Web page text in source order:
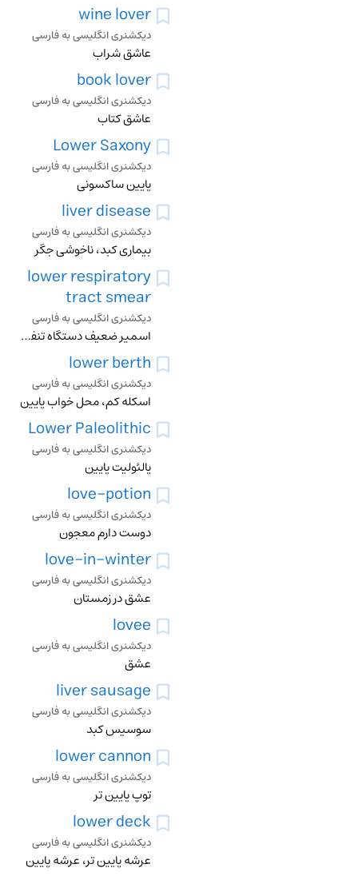
wine lover
دیکشنری انگلیسی به فارسی
عاشق شراب
book lover
دیکشنری انگلیسی به فارسی
عاشق کتاب
Lower Saxony
دیکشنری انگلیسی به فارسی
پایین ساکسونی
liver disease
دیکشنری انگلیسی به فارسی
بیماری کبد، ناخوشی جگر
lower respiratory
tract smear
دیکشنری انگلیسی به فارسی
اسمیر ضعیف دستگاه تنفسی
lower berth
دیکشنری انگلیسی به فارسی
اسکله کم، محل خواب پایین
Lower Paleolithic
دیکشنری انگلیسی به فارسی
پالئولیت پایین
love-potion
دیکشنری انگلیسی به فارسی
دوست دارم معجون
love-in-winter
دیکشنری انگلیسی به فارسی
عشق در زمستان
lovee
دیکشنری انگلیسی به فارسی
عشق
liver sausage
دیکشنری انگلیسی به فارسی
سوسیس کبد
lower cannon
دیکشنری انگلیسی به فارسی
توپ پایین تر
lower deck
دیکشنری انگلیسی به فارسی
عرشه پایین تر، عرشه پایین